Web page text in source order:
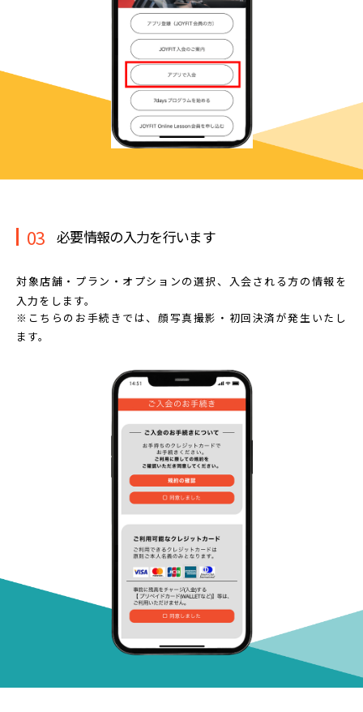
03 必要情報の入力を行います
対象店舗・プラン・オプションの選択、 入会される方の情報を
入力をします。
※こちらのお手続きでは、顔写真撮影・初回決済が発生いたし
ます。